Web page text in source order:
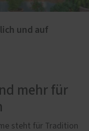
und auf
mehr für
steht für Tradition